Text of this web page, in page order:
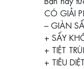
CÓ GIẢI
– GIÀN
+ SẤY
+ TIỆT
+ TIÊU